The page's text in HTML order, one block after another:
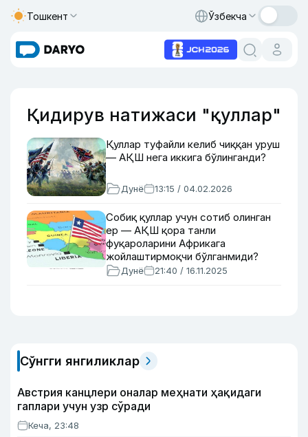
Тошкент Ўзбекча
Қидирув натижаси "қуллар"
Қуллар туфайли келиб чиққан уруш
— АҚШ нега иккига бўлинганди?
Дунё 13:15 / 04.02.2026
Собиқ қуллар учун сотиб олинган
ер — АҚШ қора танли
фуқароларини Африкага
жойлаштирмоқчи бўлганмиди?
Дунё 21:40 / 16.11.2025
Сўнгги янгиликлар
Австрия канцлери оналар меҳнати ҳақидаги
гаплари учун узр сўради
Кеча, 23:48